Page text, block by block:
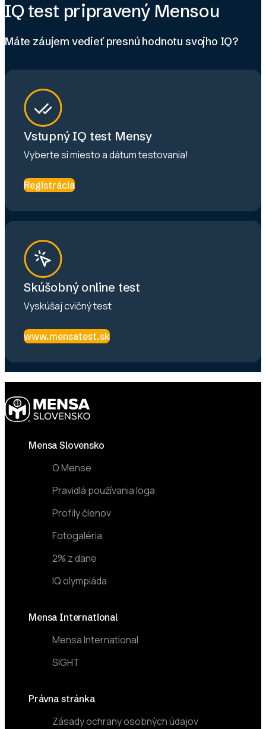
IQ test pripravený Mensou
Máte záujem vedieť presnú hodnotu svojho IQ?
Vstupný IQ test Mensy
Vyberte si miesto a dátum testovania!
Registrácia
Skúšobný online test
Vyskúšaj cvičný test
www.mensatest.sk
FooterMensa Slovensko
O Mense
Pravidlá používania loga
Profily členov
Fotogaléria
2% z dane
IQ olympiáda
Mensa International
Mensa International
SIGHT
Právna stránka
Zásady ochrany osobných údajov